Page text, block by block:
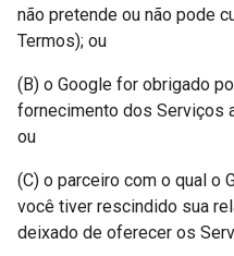
não pretende ou não pode
Termos); ou
(B) o Google for obrigado
fornecimento dos Serviços
ou
(C) o parceiro com o qual o
você tiver rescindido sua
deixado de oferecer os